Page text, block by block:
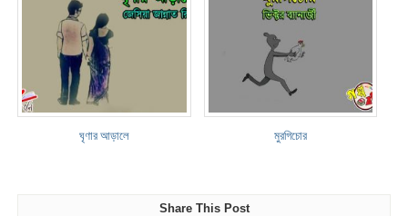
ঘৃণার আড়ালে মুরগিচোর
Share This Post